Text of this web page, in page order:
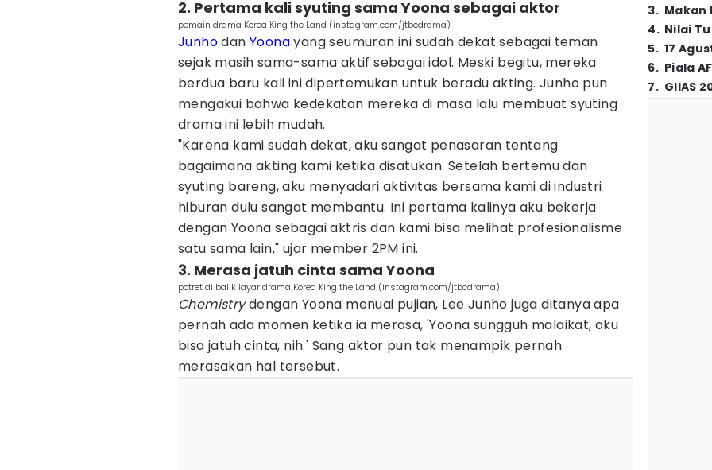
2. Pertama kali syuting sama Yoona sebagai aktor
pemain drama Korea King the Land (instagram.com/jtbcdrama)
Junhodan Yoonayang seumuran ini sudah dekat sebagai teman
sejak masih sama-sama aktif sebagai idol. Meski begitu, mereka
berdua baru kali ini dipertemukan untuk beradu akting. Junho pun
mengakui bahwa kedekatan mereka di masa lalu membuat syuting
drama ini lebih mudah.
"Karena kami sudah dekat, aku sangat penasaran tentang
bagaimana akting kami ketika disatukan. Setelah bertemu dan
syuting bareng, aku menyadari aktivitas bersama kami di industri
hiburan dulu sangat membantu. Ini pertama kalinya aku bekerja
dengan Yoona sebagai aktris dan kami bisa melihat profesionalisme
satu sama lain," ujar member 2PM ini.
3. Merasa jatuh cinta sama Yoona
potret di balik layar drama Korea King the Land (instagram.com/jtbcdrama)
Chemistrydengan Yoona menuai pujian, Lee Junho juga ditanya apa
pernah ada momen ketika ia merasa, 'Yoona sungguh malaikat, aku
bisa jatuh cinta, nih.' Sang aktor pun tak menampik pernah
merasakan hal tersebut.
3. Makan
4. Nilai
5. 17
6. Piala
7. GIIAS